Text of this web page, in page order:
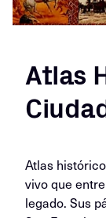
Atlas
Atlas
vivo que
legado. Sus